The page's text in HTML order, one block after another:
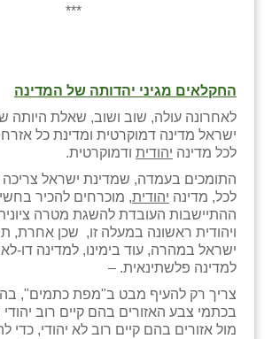
***
החקלאים מגיני יהדותה של המדינה
לאחרונה עולה, שוב ושוב, שאלת היותה
ישראל מדינה דמוקרטית ומדינת כל
לכל מדינה יהודית ודמוקרטית.
התומכים בעמדה, שמדינת ישראל צריכה
לכל, מדינה יהודית, מוכרחים להכיר
ההתיישבות העובדת להשגת מטרה
ויהודית ראשונה במעלה זו, שכן אחרת,
ישראל במהרה, עוד בימינו, למדינה דו-
למדינה פלשתינאית. –
צריך רק להעיף מבט ב"מפת כתמים",
בכתמי צבע האזורים בהם קיים רוב
מול אזורים בהם קיים רוב לא יהודי, כדי